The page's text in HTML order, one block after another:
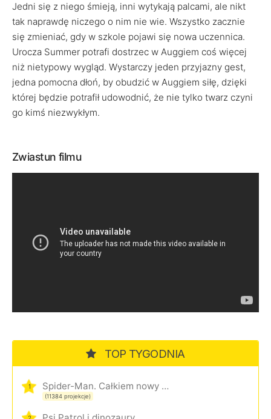
Jedni się z niego śmieją, inni wytykają palcami, ale nikt
tak naprawdę niczego o nim nie wie. Wszystko zacznie
się zmieniać, gdy w szkole pojawi się nowa uczennica.
Urocza Summer potrafi dostrzec w Auggiem coś więcej
niż nietypowy wygląd. Wystarczy jeden przyjazny gest,
jedna pomocna dłoń, by obudzić w Auggiem siłę, dzięki
której będzie potrafił udowodnić, że nie tylko twarz czyni
go kimś niezwykłym.
Zwiastun filmu
TOP TYGODNIA
1 Spider-Man. Całkiem nowy dzień
(11384 projekcje)
2